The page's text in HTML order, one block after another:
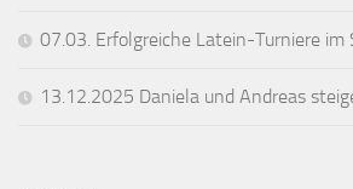
07.03. Erfolgreiche Latein-Turniere im
13.12.2025 Daniela und Andreas